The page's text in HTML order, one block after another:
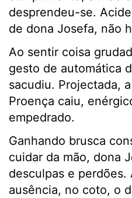
desprendeu-se.
de dona Josefa, não
Ao sentir coisa
gesto de automática
sacudiu. Projectada,
Proença caiu,
empedrado.
Ganhando brusca
cuidar da mão, dona
desculpas e perdões.
ausência, no coto, o